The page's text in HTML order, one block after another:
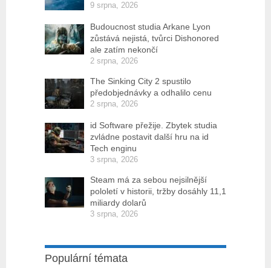
9 srpna, 2026
Budoucnost studia Arkane Lyon
zůstává nejistá, tvůrci Dishonored
ale zatím nekončí
2 srpna, 2026
The Sinking City 2 spustilo
předobjednávky a odhalilo cenu
2 srpna, 2026
id Software přežije. Zbytek studia
zvládne postavit další hru na id
Tech enginu
3 srpna, 2026
Steam má za sebou nejsilnější
pololetí v historii, tržby dosáhly 11,1
miliardy dolarů
3 srpna, 2026
Populární témata